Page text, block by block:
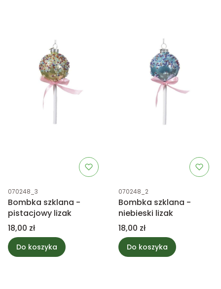
Kod produktu
070248_3
Bombka szklana -
pistacjowy lizak
Cena
18,00 zł
Do koszyka
Kod produktu
070248_2
Bombka szklana -
niebieski lizak
Cena
18,00 zł
Do koszyka